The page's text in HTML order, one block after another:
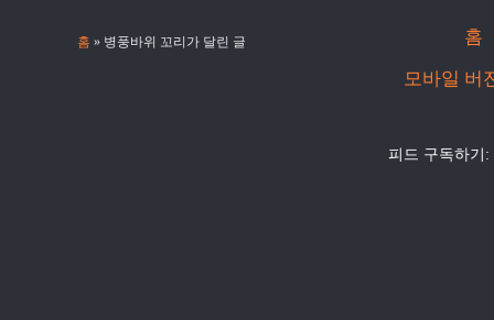
홈 » 병풍바위 꼬리가 달린 글
홈
모바일 버
피드 구독하기: